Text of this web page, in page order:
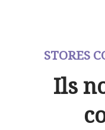
STORES
Ils